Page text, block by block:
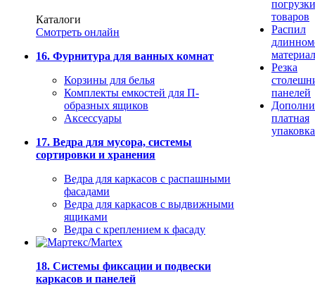
Каталоги
Смотреть онлайн
16. Фурнитура для ванных комнат
Корзины для белья
Комплекты емкостей для П-
образных ящиков
Аксессуары
17. Ведра для мусора, системы
сортировки и хранения
Ведра для каркасов с распашными
фасадами
Ведра для каркасов с выдвижными
ящиками
Ведра с креплением к фасаду
18. Системы фиксации и подвески
каркасов и панелей
погрузки
товаров
Распил
Резка
панелей
платная
упаковка